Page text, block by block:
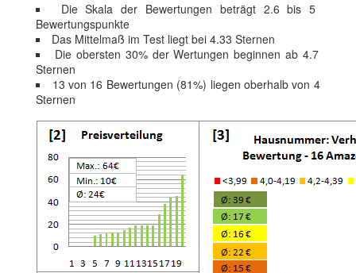
Die Skala der Bewertungen beträgt 2.6 bis 5
Bewertungspunkte
Das Mittelmaß im Test liegt bei 4.33 Sternen
Die obersten 30% der Wertungen beginnen ab 4.7
Sternen
13 von 16 Bewertungen (81%) liegen oberhalb von 4
Sternen